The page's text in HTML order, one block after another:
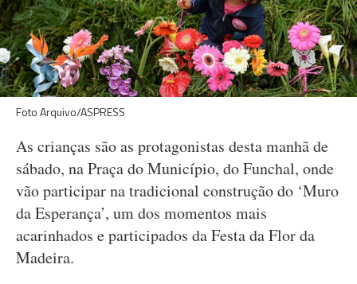
Foto Arquivo/ASPRESS
As crianças são as protagonistas desta manhã de
sábado, na Praça do Município, do Funchal, onde
vão participar na tradicional construção do ‘Muro
da Esperança’, um dos momentos mais
acarinhados e participados da Festa da Flor da
Madeira.